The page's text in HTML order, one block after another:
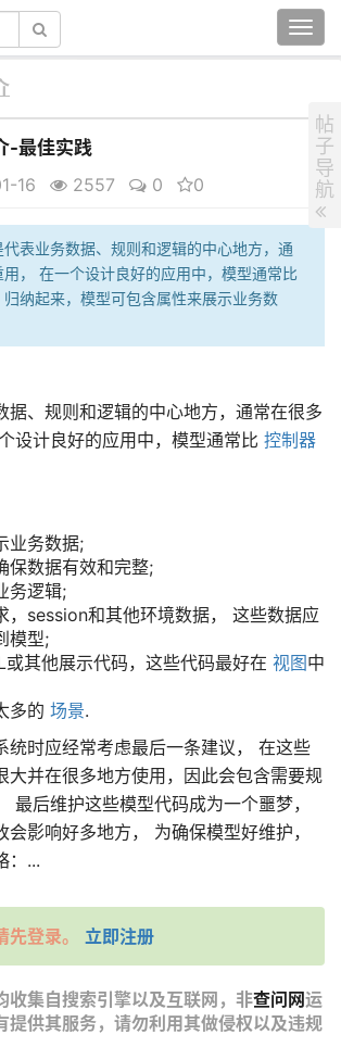
-最佳实践
16 2557 0 0
表业务数据、规则和逻辑的中心地方，通
， 在一个设计良好的应用中，模型通常比
纳起来，模型可包含属性来展示业务数
据、规则和逻辑的中心地方，通常在很多
设计良好的应用中，模型通常比 控制器
业务数据;
保数据有效和完整;
务逻辑;
，session和其他环境数据， 这些数据应
模型;
其他展示代码，这些代码最好在 视图中
多的 场景.
统时应经常考虑最后一条建议， 在这些
大并在很多地方使用，因此会包含需要规
最后维护这些模型代码成为一个噩梦，
会影响好多地方， 为确保模型好维护，
：...
登录。 立即注册
收集自搜索引擎以及互联网，非查问网运
提供其服务，请勿利用其做侵权以及违规
帖
子
导
航